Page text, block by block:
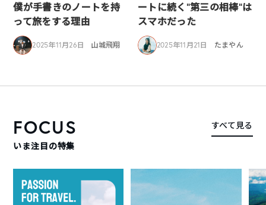
僕が手書きのノートを持
って旅をする理由
2025年11月26日 山城飛翔
ートに続く“第三の相棒”は
スマホだった
2025年11月21日 たまやん
FOCUS
いま注目の特集
すべて見る